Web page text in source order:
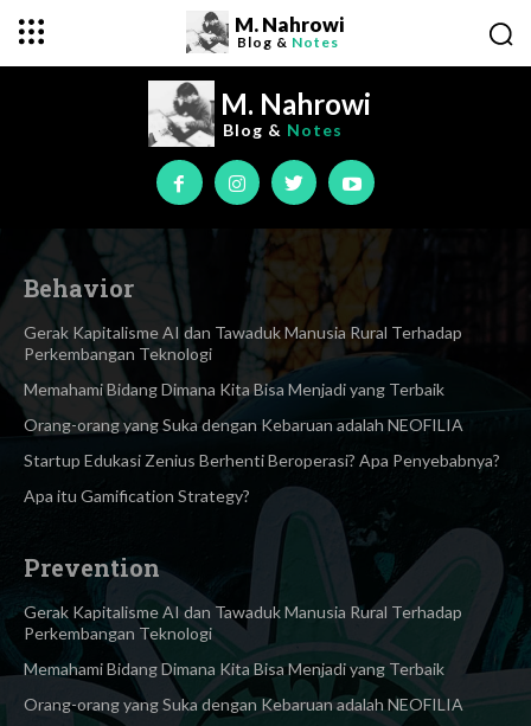
M. Nahrowi
Blog & Notes
M. Nahrowi
Blog & Notes
Behavior
Gerak Kapitalisme AI dan Tawaduk Manusia Rural Terhadap
Perkembangan Teknologi
Memahami Bidang Dimana Kita Bisa Menjadi yang Terbaik
Orang-orang yang Suka dengan Kebaruan adalah NEOFILIA
Startup Edukasi Zenius Berhenti Beroperasi? Apa Penyebabnya?
Apa itu Gamification Strategy?
Prevention
Gerak Kapitalisme AI dan Tawaduk Manusia Rural Terhadap
Perkembangan Teknologi
Memahami Bidang Dimana Kita Bisa Menjadi yang Terbaik
Orang-orang yang Suka dengan Kebaruan adalah NEOFILIA